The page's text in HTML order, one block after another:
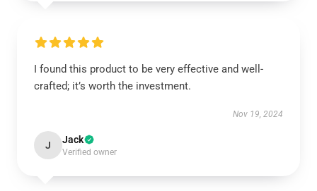
I found this product to be very effective and well-
crafted; it’s worth the investment.
Nov 19, 2024
J Jack
Verified owner